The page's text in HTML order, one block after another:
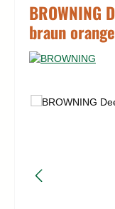
BROWNING
braun orange
Bildergalerie